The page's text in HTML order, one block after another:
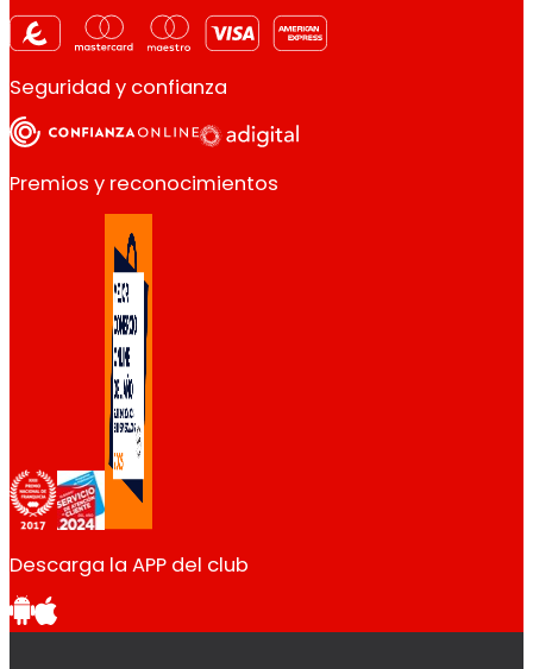
Seguridad y confianza
Premios y reconocimientos
Descarga la APP del club